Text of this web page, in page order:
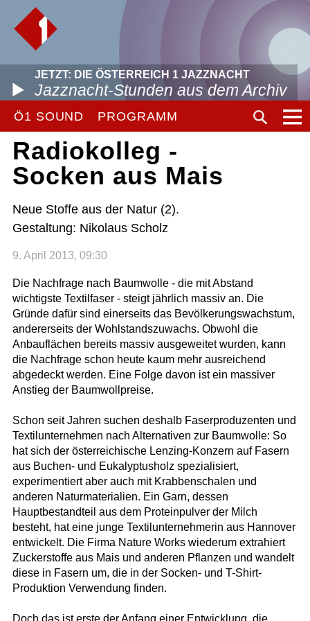
JETZT: DIE ÖSTERREICH 1 JAZZNACHT
Jazznacht-Stunden aus dem Archiv
Ö1 SOUND PROGRAMM
Radiokolleg -
Socken aus Mais
Neue Stoffe aus der Natur (2).
Gestaltung: Nikolaus Scholz
9. April 2013, 09:30
Die Nachfrage nach Baumwolle - die mit Abstand
wichtigste Textilfaser - steigt jährlich massiv an. Die
Gründe dafür sind einerseits das Bevölkerungswachstum,
andererseits der Wohlstandszuwachs. Obwohl die
Anbauflächen bereits massiv ausgeweitet wurden, kann
die Nachfrage schon heute kaum mehr ausreichend
abgedeckt werden. Eine Folge davon ist ein massiver
Anstieg der Baumwollpreise.
Schon seit Jahren suchen deshalb Faserproduzenten und
Textilunternehmen nach Alternativen zur Baumwolle: So
hat sich der österreichische Lenzing-Konzern auf Fasern
aus Buchen- und Eukalyptusholz spezialisiert,
experimentiert aber auch mit Krabbenschalen und
anderen Naturmaterialien. Ein Garn, dessen
Hauptbestandteil aus dem Proteinpulver der Milch
besteht, hat eine junge Textilunternehmerin aus Hannover
entwickelt. Die Firma Nature Works wiederum extrahiert
Zuckerstoffe aus Mais und anderen Pflanzen und wandelt
diese in Fasern um, die in der Socken- und T-Shirt-
Produktion Verwendung finden.
Doch das ist erste der Anfang einer Entwicklung, die